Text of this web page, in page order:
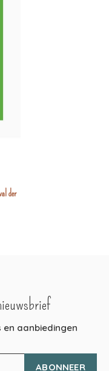
der
aanbiedingen
ABONNEER